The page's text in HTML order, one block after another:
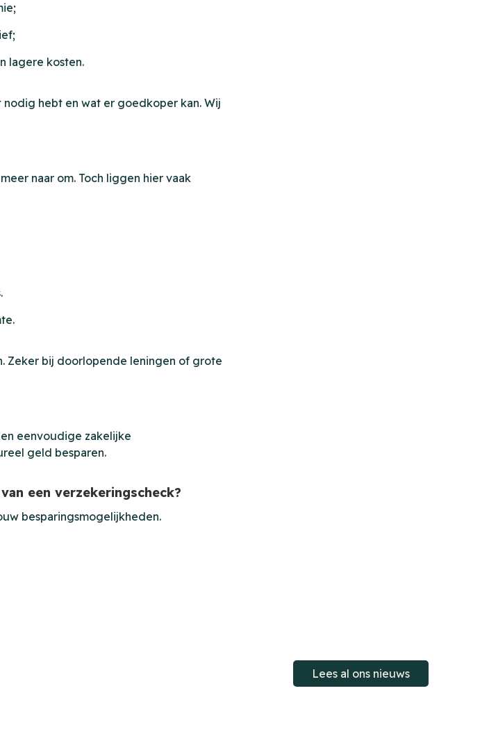
lagere kosten.
hebt en wat er goedkoper kan. Wij
naar om. Toch liggen hier vaak
Zeker bij doorlopende leningen of grote
eenvoudige zakelijke
geld besparen.
een verzekeringscheck?
besparingsmogelijkheden.
Lees al ons nieuws